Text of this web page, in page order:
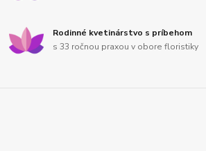
Rodinné kvetinárstvo s príbehom
s 33 ročnou praxou v obore floristiky